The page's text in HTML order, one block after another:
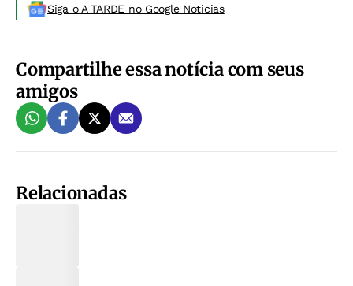
Siga o A TARDE no Google Noticias
Compartilhe essa notícia com seus
amigos
Relacionadas